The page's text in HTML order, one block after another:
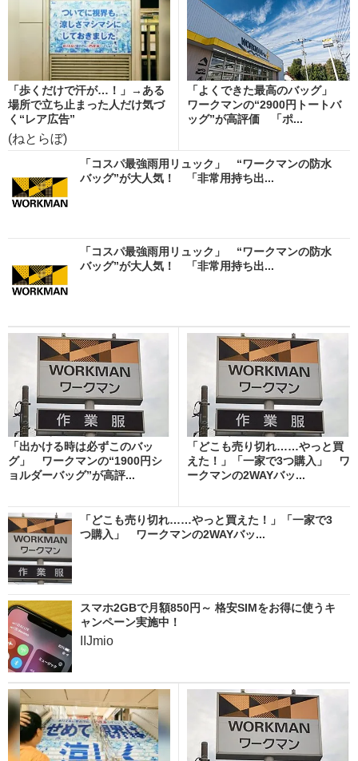
「歩くだけで汗が…！」→ある
場所で立ち止まった人だけ気づ
く“レア広告”
(ねとらぼ)
「よくできた最高のバッグ」
ワークマンの“2900円トートバ
ッグ”が高評価 「ポ...
「コスパ最強雨用リュック」 “ワークマンの防水
バッグ”が大人気！ 「非常用持ち出...
「コスパ最強雨用リュック」 “ワークマンの防水
バッグ”が大人気！ 「非常用持ち出...
「出かける時は必ずこのバッ
グ」 ワークマンの“1900円シ
ョルダーバッグ”が高評...
「どこも売り切れ……やっと買
えた！」「一家で3つ購入」 ワ
ークマンの2WAYバッ...
「どこも売り切れ……やっと買えた！」「一家で3
つ購入」 ワークマンの2WAYバッ...
スマホ2GBで月額850円～ 格安SIMをお得に使うキ
ャンペーン実施中！
IIJmio